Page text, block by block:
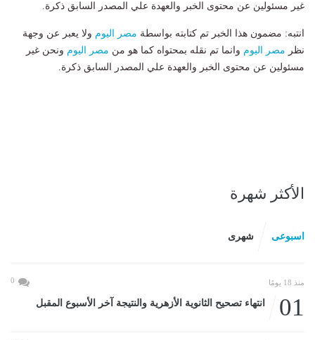
غير مسئولين عن محتوى الخبر والعهدة علي المصدر السابق ذكرة.
انتبه: مضمون هذا الخبر تم كتابته بواسطة مصر اليوم ولا يعبر عن وجهة
نظر مصر اليوم وانما تم نقله بمحتواه كما هو من مصر اليوم ونحن غير
مسئولين عن محتوى الخبر والعهدة علي المصدر السابق ذكرة.
الأكثر شهرة
اسبوعى شهرى
منذ 18 يومًا 0
01 انتهاء تصحيح الثانوية الأزهرية والنتيجة آخر الأسبوع المقبل